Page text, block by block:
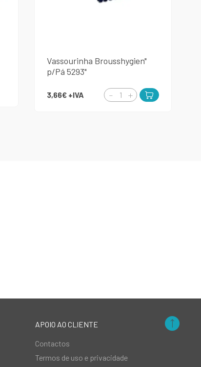
Vassourinha Brousshygien"
p/Pá 5293"
3,66€ +IVA
APOIO AO CLIENTE
Contactos
Termos de uso e privacidade